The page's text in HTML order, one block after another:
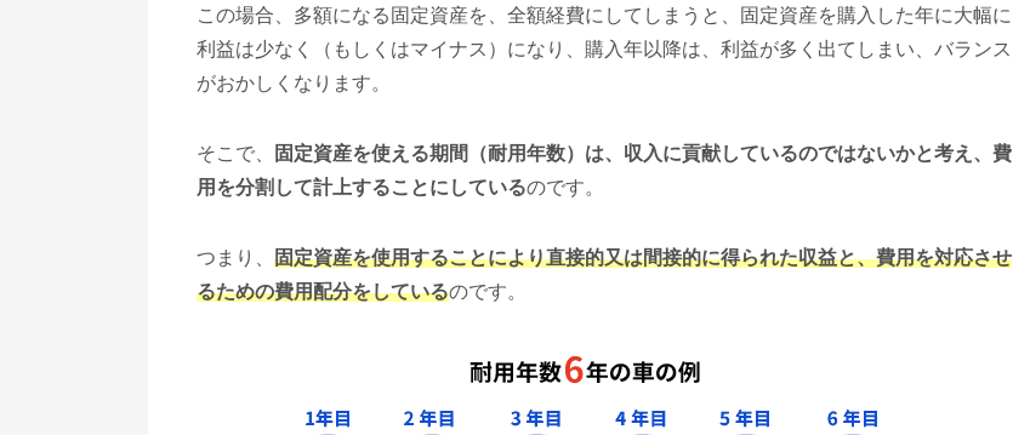
この場合、多額になる固定資産を、全額経費にしてしまうと、固定資産を購入した年に大幅に
利益は少なく（もしくはマイナス）になり、購入年以降は、利益が多く出てしまい、バランス
がおかしくなります。
そこで、
固定資産を使える期間（耐用年数）は、収入に貢献しているのではないかと考え、費
用を分割して計上することにしているのです。
つまり、 固定資産を使用することにより直接的又は間接的に得られた収益と、費用を対応させ
るための費用配分をしているのです。